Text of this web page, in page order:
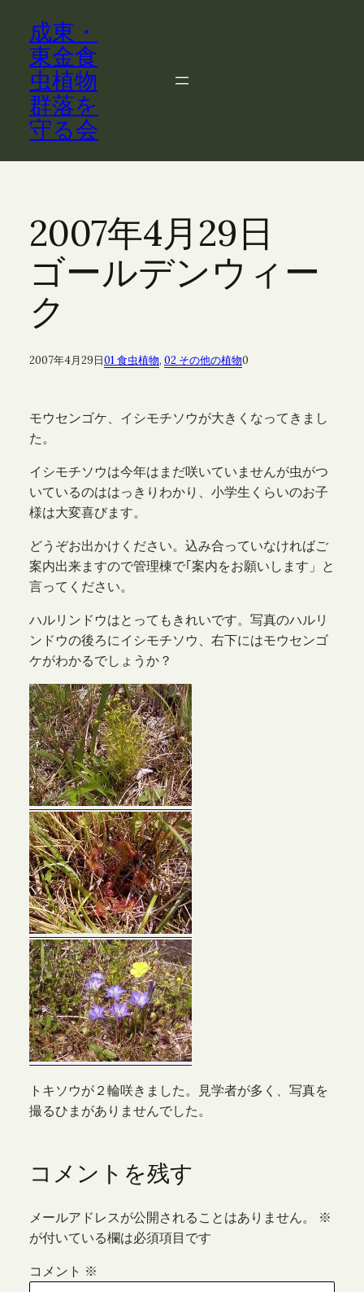
成東・
東金食
虫植物
群落を
守る会
2007年4月29日
ゴールデンウィー
ク
2007年4月29日01 食虫植物, 02 その他の植物0
モウセンゴケ、イシモチソウが大きくなってきまし
た。
イシモチソウは今年はまだ咲いていませんが虫がつ
いているのははっきりわかり、小学生くらいのお子
様は大変喜びます。
どうぞお出かけください。込み合っていなければご
案内出来ますので管理棟で｢案内をお願いします」と
言ってください。
ハルリンドウはとってもきれいです。写真のハルリ
ンドウの後ろにイシモチソウ、右下にはモウセンゴ
ケがわかるでしょうか？
トキソウが２輪咲きました。見学者が多く、写真を
撮るひまがありませんでした。
コメントを残す
メールアドレスが公開されることはありません。
※
が付いている欄は必須項目です
コメント ※